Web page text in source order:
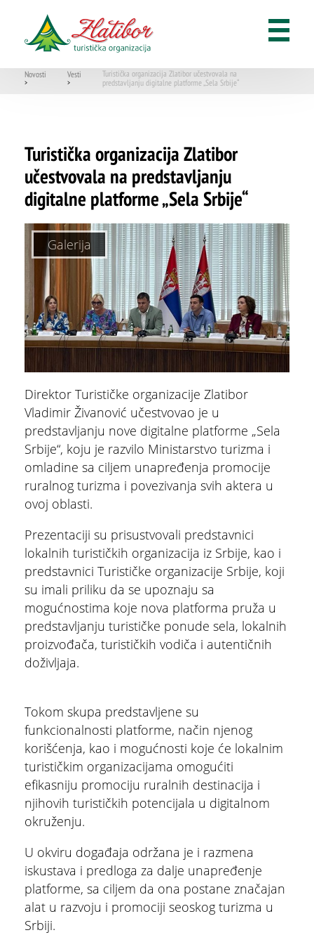
Novosti
>
Vesti
>
Turistička organizacija Zlatibor učestvovala na
predstavljanju digitalne platforme „Sela Srbije“
Turistička organizacija Zlatibor
učestvovala na predstavljanju
digitalne platforme „Sela Srbije“
Direktor Turističke organizacije Zlatibor
Vladimir Živanović učestvovao je u
predstavljanju nove digitalne platforme „Sela
Srbije“, koju je razvilo Ministarstvo turizma i
omladine sa ciljem unapređenja promocije
ruralnog turizma i povezivanja svih aktera u
ovoj oblasti.
Prezentaciji su prisustvovali predstavnici
lokalnih turističkih organizacija iz Srbije, kao i
predstavnici Turističke organizacije Srbije, koji
su imali priliku da se upoznaju sa
mogućnostima koje nova platforma pruža u
predstavljanju turističke ponude sela, lokalnih
proizvođača, turističkih vodiča i autentičnih
doživljaja.
Tokom skupa predstavljene su
funkcionalnosti platforme, način njenog
korišćenja, kao i mogućnosti koje će lokalnim
turističkim organizacijama omogućiti
efikasniju promociju ruralnih destinacija i
njihovih turističkih potencijala u digitalnom
okruženju.
U okviru događaja održana je i razmena
iskustava i predloga za dalje unapređenje
platforme, sa ciljem da ona postane značajan
alat u razvoju i promociji seoskog turizma u
Srbiji.
Galerija
ŠTA
VIDETI FEATURED
Dino park
ŠTA
VIDETI FEATURED
Multimedijalna fontana